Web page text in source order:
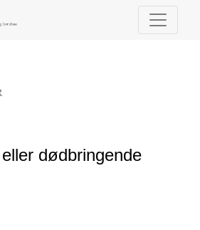
dødbringende